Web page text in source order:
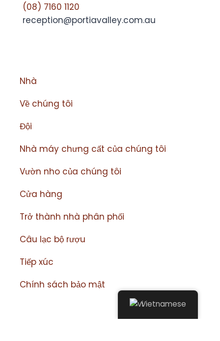
(08) 7160 1120
reception@portiavalley.com.au
Nhà
Về chúng tôi
Đội
Nhà máy chưng cất của chúng tôi
Vườn nho của chúng tôi
Cửa hàng
Trở thành nhà phân phối
Câu lạc bộ rượu
Tiếp xúc
Chính sách bảo mật
Vietnamese